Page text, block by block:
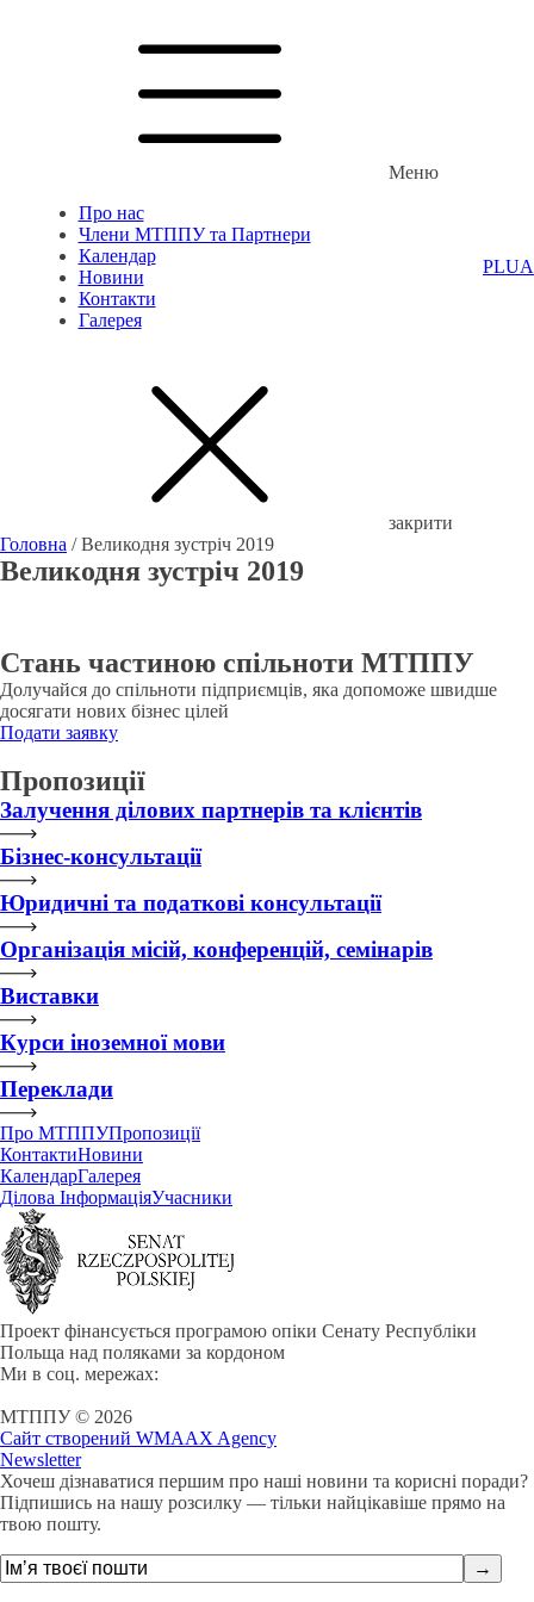
Меню
Про нас
Члени МТППУ та Партнери
Календар
Новини
Контакти
Галерея
закрити
PLUA
Головна / Великодня зустріч 2019
Великодня зустріч 2019
Стань частиною спільноти МТППУ
Долучайся до спільноти підприємців, яка допоможе швидше
досягати нових бізнес цілей
Подати заявку
Пропозиції
Залучення ділових партнерів та клієнтів
Бізнес-консультації
Юридичні та податкові консультації
Організація місій, конференцій, семінарів
Виставки
Курси іноземної мови
Переклади
Про МТППУПропозиції
КонтактиНовини
КалендарГалерея
Ділова ІнформаціяУчасники
Проект фінансується програмою опіки Сенату Республіки
Польща над поляками за кордоном
Ми в соц. мережах:
МТППУ © 2026
Сайт створений WMAAX Agency
Newsletter
Хочеш дізнаватися першим про наші новини та корисні поради?
Підпишись на нашу розсилку — тільки найцікавіше прямо на
твою пошту.